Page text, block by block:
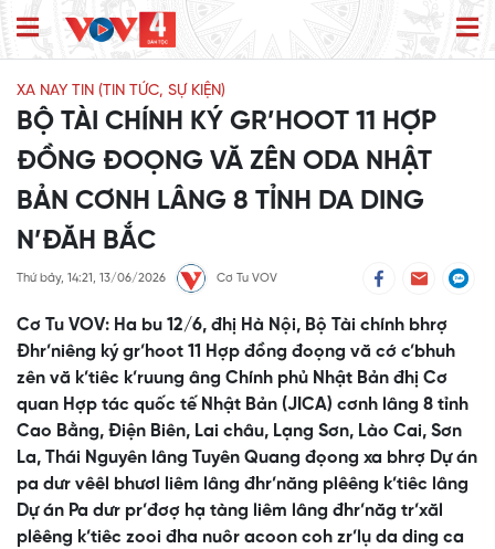
XA NAY TIN (TIN TỨC, SỰ KIỆN)
BỘ TÀI CHÍNH KÝ GR’HOOT 11 HỢP
ĐỒNG ĐOỌNG VĂ ZÊN ODA NHẬT
BẢN CƠNH LÂNG 8 TỈNH DA DING
N’ĐĂH BẮC
Thứ bảy, 14:21, 13/06/2026 Cơ Tu VOV
Cơ Tu VOV: Ha bu 12/6, đhị Hà Nội, Bộ Tài chính bhrợ
Đhr’niêng ký gr’hoot 11 Hợp đồng đoọng vă cớ c’bhuh
zên vă k’tiêc k’ruung âng Chính phủ Nhật Bản đhị Cơ
quan Hợp tác quốc tế Nhật Bản (JICA) cơnh lâng 8 tỉnh
Cao Bằng, Điện Biên, Lai châu, Lạng Sơn, Lào Cai, Sơn
La, Thái Nguyên lâng Tuyên Quang đọong xa bhrợ Dự án
pa dưr vêêl bhươl liêm lâng đhr’năng plêêng k’tiêc lâng
Dự án Pa dưr pr’đơợ hạ tàng liêm lâng đhr’năg tr’xăl
plêêng k’tiêc zooi đha nuôr acoon coh zr’lụ da ding ca